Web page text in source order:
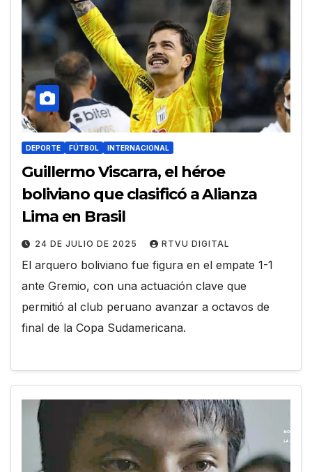
DEPORTE FÚTBOL INTERNACIONAL
Guillermo Viscarra, el héroe
boliviano que clasificó a Alianza
Lima en Brasil
24 DE JULIO DE 2025 RTVU DIGITAL
El arquero boliviano fue figura en el empate 1-1
ante Gremio, con una actuación clave que
permitió al club peruano avanzar a octavos de
final de la Copa Sudamericana.